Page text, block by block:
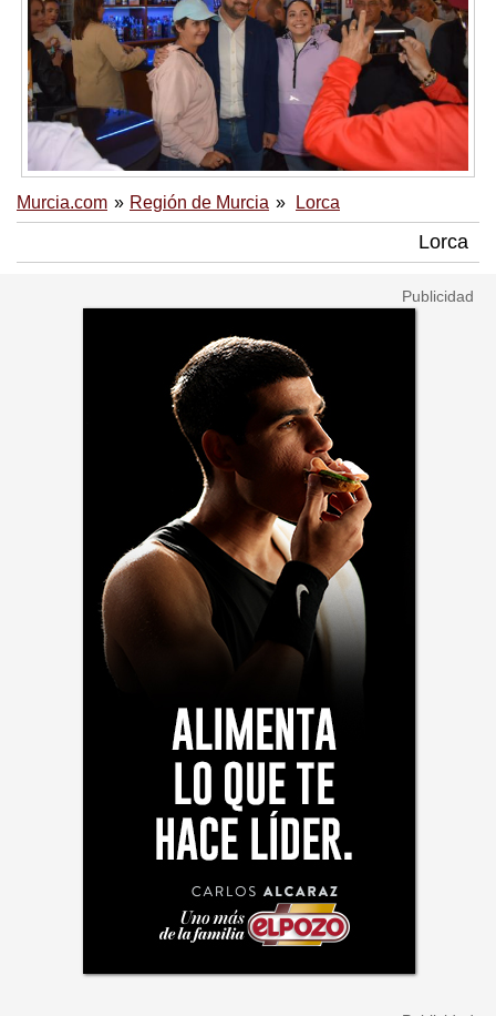
Murcia.com Región de Murcia Lorca
Lorca